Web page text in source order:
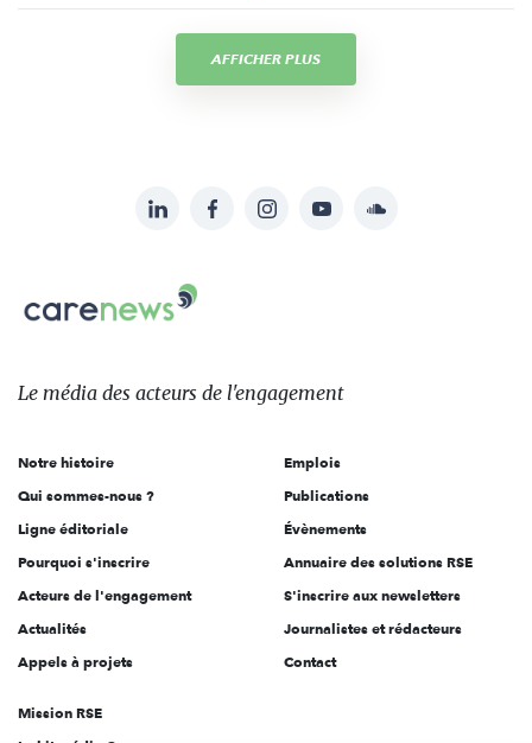
AFFICHER PLUS
sur:
LinkedInFacebookInstagramYouTubeSoundcloud
Le
des
l'engagement
Le média des acteurs de l'engagement
Notre histoire
Qui sommes-nous ?
Ligne éditoriale
Pourquoi s'inscrire
Acteurs de l'engagement
Actualités
Appels à projets
Emplois
Publications
Évènements
Annuaire des solutions RSE
S'inscrire aux newsletters
Journalistes et rédacteurs
Contact
Mission RSE